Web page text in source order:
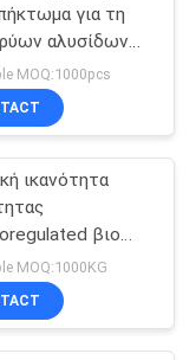
σε
11
για τη
αλυσίδων
σταθερή
πάγο
MOQ:1000pcs
ικανότητα
βιο
αλλαίδα
υψηλή
MOQ:1000KG